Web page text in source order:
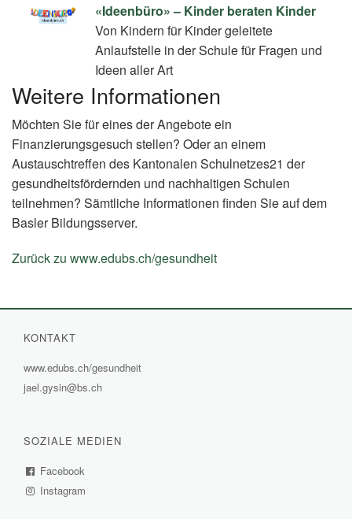
«Ideenbüro» – Kinder beraten Kinder
Von Kindern für Kinder geleitete
Anlaufstelle in der Schule für Fragen und
Ideen aller Art
Weitere Informationen
Möchten Sie für eines der Angebote ein
Finanzierungsgesuch stellen? Oder an einem
Austauschtreffen des Kantonalen Schulnetzes21 der
gesundheitsfördernden und nachhaltigen Schulen
teilnehmen? Sämtliche Informationen finden Sie auf dem
Basler Bildungsserver.
Zurück zu www.edubs.ch/gesundheit
KONTAKT
www.edubs.ch/gesundheit
jael.gysin@bs.ch
SOZIALE MEDIEN
Facebook
Instagram